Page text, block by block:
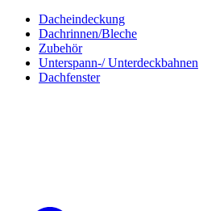
Dacheindeckung
Dachrinnen/Bleche
Zubehör
Unterspann-/ Unterdeckbahnen
Dachfenster